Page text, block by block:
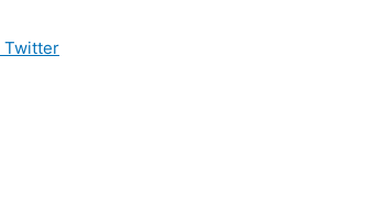
Twitter